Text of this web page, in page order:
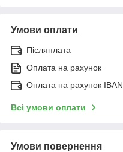
Умови оплати
Післяплата
Оплата на рахунок
Оплата на рахунок IBAN
Всі умови оплати
Умови повернення